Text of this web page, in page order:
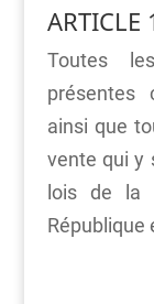
ARTICLE
Toutes
présentes
ainsi que
vente qui y
lois de la
République